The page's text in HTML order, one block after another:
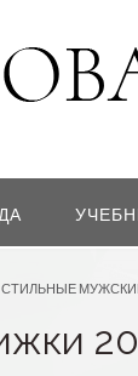
СТИЛЬНЫЕ